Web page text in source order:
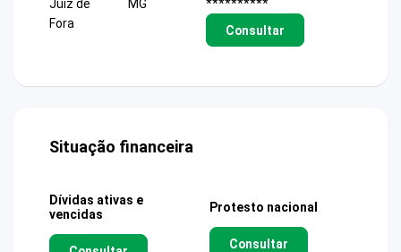
Juiz de
Fora
MG
**********
Consultar
Situação financeira
Dívidas ativas e
vencidas
Protesto nacional
Consultar